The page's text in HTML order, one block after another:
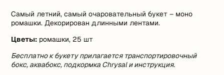
Самый летний, самый очаровательный букет – моно
ромашки. Декорирован длинными лентами.
Цветы: ромашки, 25 шт
Бесплатно к букету прилагается транспортировочный
бокс, аквабокс, подкормка Chrysal и инструкция.